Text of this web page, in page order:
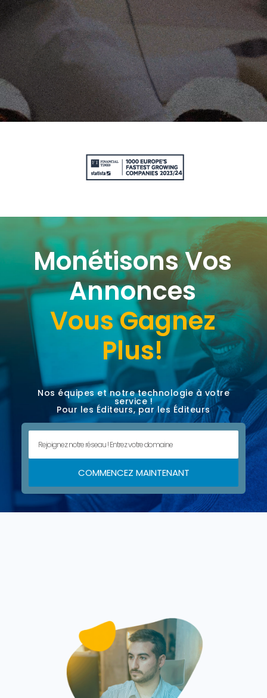
Monétisons Vos
Annonces
Vous Gagnez
Plus!
Nos équipes et notre technologie à votre
service !
Pour les Éditeurs, par les Éditeurs
COMMENCEZ MAINTENANT